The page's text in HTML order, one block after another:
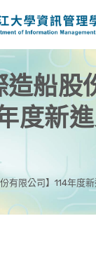
造船股
度新
有限公司】114年度